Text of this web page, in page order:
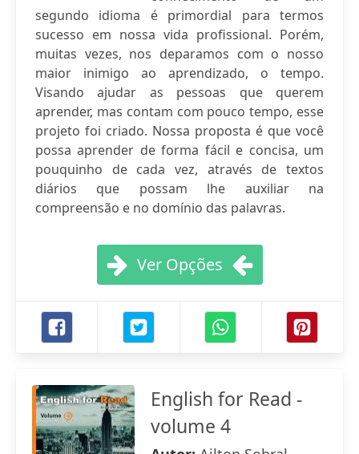
segundo idioma é primordial para termos
sucesso em nossa vida profissional. Porém,
muitas vezes, nos deparamos com o nosso
maior inimigo ao aprendizado, o tempo.
Visando ajudar as pessoas que querem
aprender, mas contam com pouco tempo, esse
projeto foi criado. Nossa proposta é que você
possa aprender de forma fácil e concisa, um
pouquinho de cada vez, através de textos
diários que possam lhe auxiliar na
compreensão e no domínio das palavras.
Ver Opções
English for Read -
volume 4